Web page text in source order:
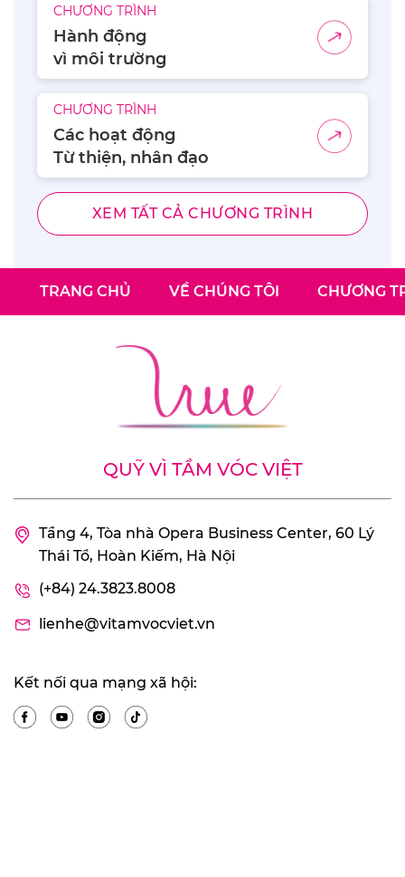
CHƯƠNG TRÌNH
Hành động
vì môi trường
CHƯƠNG TRÌNH
Các hoạt động
Từ thiện, nhân đạo
XEM TẤT CẢ CHƯƠNG TRÌNH
TRANG CHỦ VỀ CHÚNG TÔI CHƯƠNG
QUỸ VÌ TẦM VÓC VIỆT
Tầng 4, Tòa nhà Opera Business Center, 60 Lý
Thái Tổ, Hoàn Kiếm, Hà Nội
(+84) 24.3823.8008
lienhe@vitamvocviet.vn
Kết nối qua mạng xã hội: